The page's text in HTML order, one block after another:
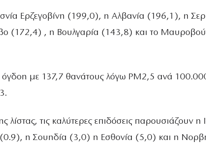
Ερζεγοβίνη (199,0), η Αλβανία (196,1), η
(172,4) , η Βουλγαρία (143,8) και το
όγδοη με 137,7 θανάτους λόγω PM2,5 ανά
λίστας, τις καλύτερες επιδόσεις παρουσιάζουν η
η Σουηδία (3,0) η Εσθονία (5,0) και η